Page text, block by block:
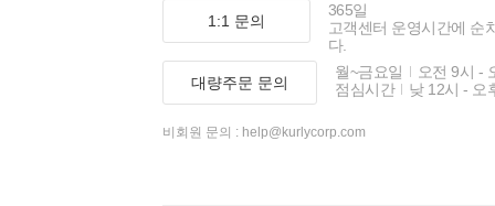
1:1 문의
365일
고객센터 운영시간에 순
다.
대량주문 문의
월~금요일
오전 9시 -
점심시간
낮 12시 - 오
비회원 문의 : help@kurlycorp.com